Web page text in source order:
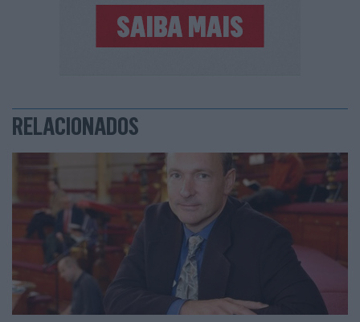
RELACIONADOS